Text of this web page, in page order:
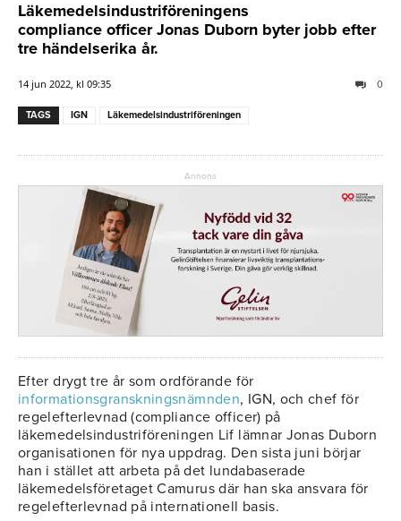
Läkemedelsindustriföreningens
compliance officer Jonas Duborn byter jobb efter
tre händelserika år.
14 jun 2022, kl 09:35 0
TAGS IGN Läkemedelsindustriföreningen
Annons
Efter drygt tre år som ordförande för
informationsgranskningsnämnden, IGN, och chef för
regelefterlevnad (compliance officer) på
läkemedelsindustriföreningen Lif lämnar Jonas Duborn
organisationen för nya uppdrag. Den sista juni börjar
han i stället att arbeta på det lundabaserade
läkemedelsföretaget Camurus där han ska ansvara för
regelefterlevnad på internationell basis.